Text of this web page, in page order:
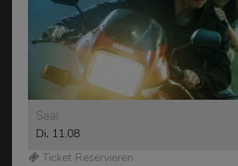
Saal
Di, 11.08
Ticket Reservieren